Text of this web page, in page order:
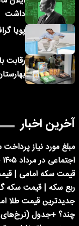
داشت
پویا
رقابت
آخرین اخبار
مبلغ مورد نیاز
اجتماعی در مرداد ۱۴۰۵ چقدر است؟
قیمت سکه امامی |
ربع سکه | قیمت سکه گرمی
چند؟ +جدول